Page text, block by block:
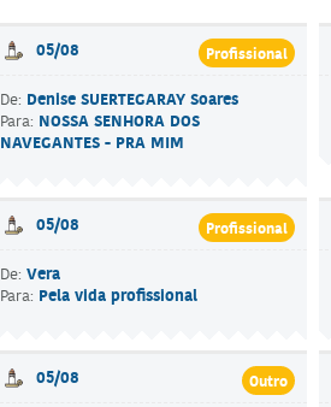
Profissional
05/08
De: Denise SUERTEGARAY Soares
Para: NOSSA SENHORA DOS
NAVEGANTES - PRA MIM
Profissional
05/08
De: Vera
Para: Pela vida profissional
Outro
05/08